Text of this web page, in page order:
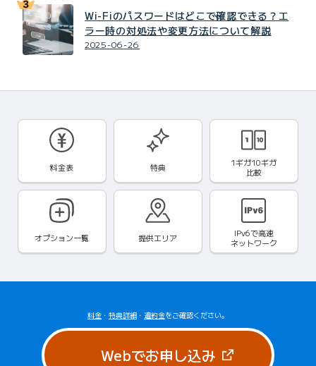
Wi-Fiのパスワードはどこで確認できる？エ
ラー時の対処法や変更方法について解説
2025-06-26
料金表 特典
1ギガ10ギガ
比較
オプション一覧 提供エリア IPv6で高速
ネットワーク
料金 ・ 特典詳細 ・ 違約金をご確認ください。
Webでお申し込み（新しいタブ